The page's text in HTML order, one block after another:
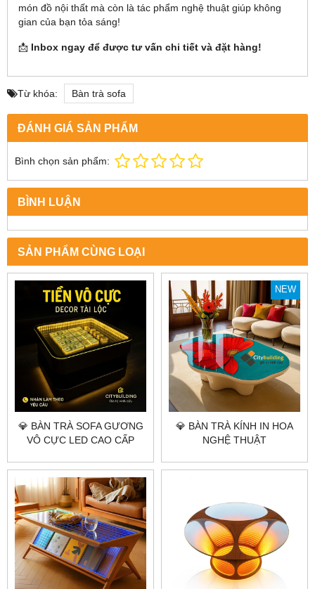
món đồ nội thất mà còn là tác phẩm nghệ thuật giúp không
gian của bạn tỏa sáng!
📩 Inbox ngay để được tư vấn chi tiết và đặt hàng!
Từ khóa: Bàn trà sofa
ĐÁNH GIÁ SẢN PHẨM
Bình chọn sản phẩm:
BÌNH LUẬN
SẢN PHẨM CÙNG LOẠI
💎 BÀN TRÀ SOFA GƯƠNG
VÔ CỰC LED CAO CẤP
CHIỀU SÂU ÁNH SÁNG
SANG TRỌNG
NEW
💎 BÀN TRÀ KÍNH IN HOA
NGHỆ THUẬT
MẶT KÍNH HỌA TIẾT 3D